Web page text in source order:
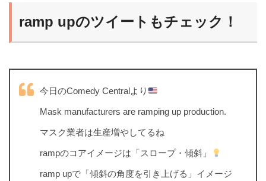
ramp upのツイートもチェック！
今日のComedy Centralより
Mask manufacturers are ramping up production.
マスク業者は生産増やしてるね
rampのコアイメージは「スロープ・傾斜」
ramp upで「傾斜の角度を引き上げる」イメージ